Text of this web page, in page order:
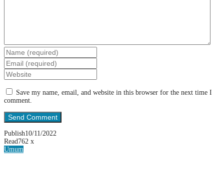
Save my name, email, and website in this browser for the next time I
comment.
Publish10/11/2022
Read762 x
Umum